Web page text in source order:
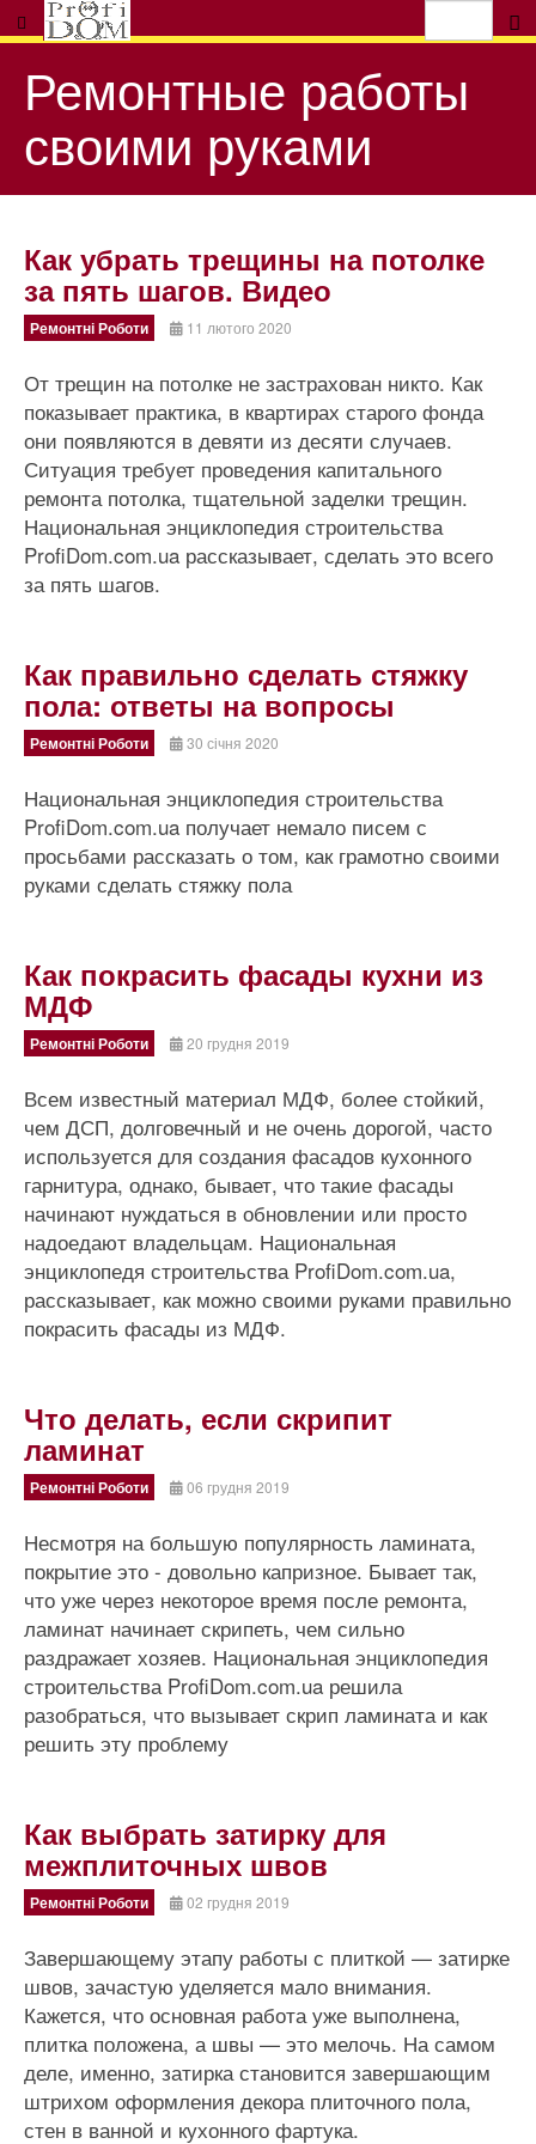
Ремонтные работы
своими руками
Как убрать трещины на потолке
за пять шагов. Видео
Ремонтні Роботи 11 лютого 2020
От трещин на потолке не застрахован никто. Как
показывает практика, в квартирах старого фонда
они появляются в девяти из десяти случаев.
Ситуация требует проведения капитального
ремонта потолка, тщательной заделки трещин.
Национальная энциклопедия строительства
ProfiDom.com.ua рассказывает, сделать это всего
за пять шагов.
Как правильно сделать стяжку
пола: ответы на вопросы
Ремонтні Роботи 30 січня 2020
Национальная энциклопедия строительства
ProfiDom.com.ua получает немало писем с
просьбами рассказать о том, как грамотно своими
руками сделать стяжку пола
Как покрасить фасады кухни из
МДФ
Ремонтні Роботи 20 грудня 2019
Всем известный материал МДФ, более стойкий,
чем ДСП, долговечный и не очень дорогой, часто
используется для создания фасадов кухонного
гарнитура, однако, бывает, что такие фасады
начинают нуждаться в обновлении или просто
надоедают владельцам. Национальная
энциклопедя строительства ProfiDom.com.ua,
рассказывает, как можно своими руками правильно
покрасить фасады из МДФ.
Что делать, если скрипит
ламинат
Ремонтні Роботи 06 грудня 2019
Несмотря на большую популярность ламината,
покрытие это - довольно капризное. Бывает так,
что уже через некоторое время после ремонта,
ламинат начинает скрипеть, чем сильно
раздражает хозяев. Национальная энциклопедия
строительства ProfiDom.com.ua решила
разобраться, что вызывает скрип ламината и как
решить эту проблему
Как выбрать затирку для
межплиточных швов
Ремонтні Роботи 02 грудня 2019
Завершающему этапу работы с плиткой — затирке
швов, зачастую уделяется мало внимания.
Кажется, что основная работа уже выполнена,
плитка положена, а швы — это мелочь. На самом
деле, именно, затирка становится завершающим
штрихом оформления декора плиточного пола,
стен в ванной и кухонного фартука.